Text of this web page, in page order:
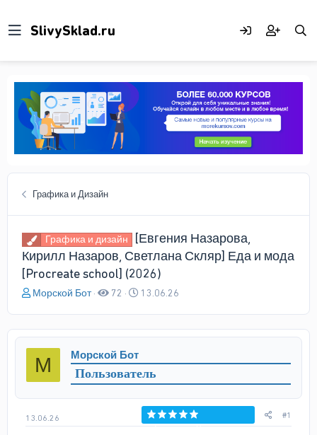
Графика и Дизайн
Графика и дизайн
[Евгения Назарова,
Кирилл Назаров, Светлана Скляр] Еда и мода
[Procreate school] (2026)
А
о
р
е
ы
Морской Бот 72
Д
а
ч
а
л
13.06.26
М Морской Бот
Пользователь
13.06.26
Голосов: 0
#1